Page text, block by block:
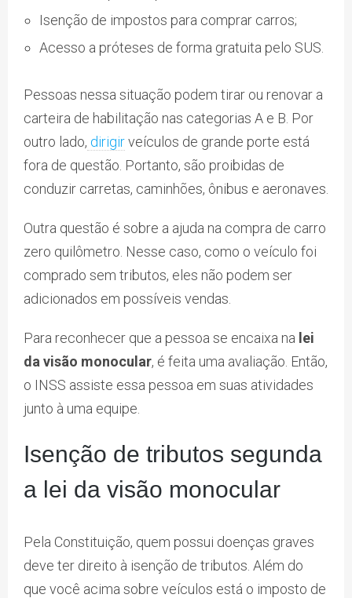
Isenção de impostos para comprar carros;
Acesso a próteses de forma gratuita pelo SUS.
Pessoas nessa situação podem tirar ou renovar a
carteira de habilitação nas categorias A e B. Por
outro lado, dirigirveículos de grande porte está
fora de questão. Portanto, são proibidas de
conduzir carretas, caminhões, ônibus e aeronaves.
Outra questão é sobre a ajuda na compra de carro
zero quilômetro. Nesse caso, como o veículo foi
comprado sem tributos, eles não podem ser
adicionados em possíveis vendas.
Para reconhecer que a pessoa se encaixa na lei
da visão monocular, é feita uma avaliação. Então,
o INSS assiste essa pessoa em suas atividades
junto à uma equipe.
Isenção de tributos segunda
a lei da visão monocular
Pela Constituição, quem possui doenças graves
deve ter direito à isenção de tributos. Além do
que você acima sobre veículos está o imposto de